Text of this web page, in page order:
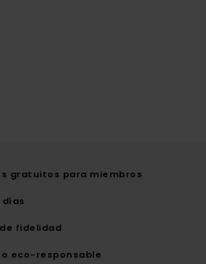
gratuitos para miembros
días
fidelidad
eco-responsable